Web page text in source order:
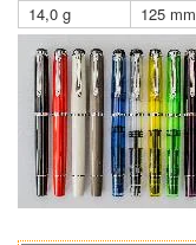
14,0 g
125 mm